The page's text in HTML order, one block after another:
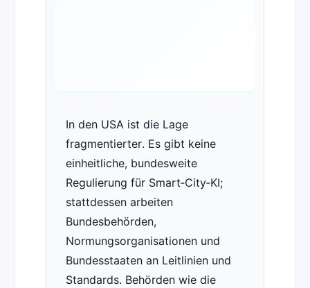
In den USA ist die Lage
fragmentierter. Es gibt keine
einheitliche, bundesweite
Regulierung für Smart‑City‑KI;
statt­dessen arbeiten
Bundesbehörden,
Normungsorganisationen und
Bundesstaaten an Leitlinien und
Standards. Behörden wie die